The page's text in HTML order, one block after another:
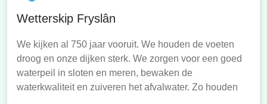
Wetterskip Fryslân
We kijken al 750 jaar vooruit. We houden de voeten
droog en onze dijken sterk. We zorgen voor een goed
waterpeil in sloten en meren, bewaken de
waterkwaliteit en zuiveren het afvalwater. Zo houden